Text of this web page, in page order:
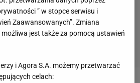
” w stopce serwisu i
Zaawansowanych”. Zmiana
jest także za pomocą ustawień
i Agora S.A. możemy przetwarzać
celach: